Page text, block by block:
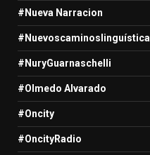
#Nueva Narracion
#Nuevoscaminoslinguística
#NuryGuarnaschelli
#Olmedo Alvarado
#Oncity
#OncityRadio